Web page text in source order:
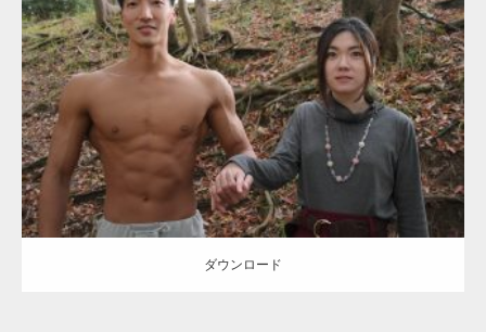
Update:2021.07.8
Category:公園のマッチョ その他 AKIHITO(細マッチョ) 大胸筋 腹筋
ダウンロード
ダウンロード
TOKYO FMラジオ番組「ONE MORNING」
で紹介さ…
NHK「所さん！事件ですよ」に取材されまし
た（6/8放送）